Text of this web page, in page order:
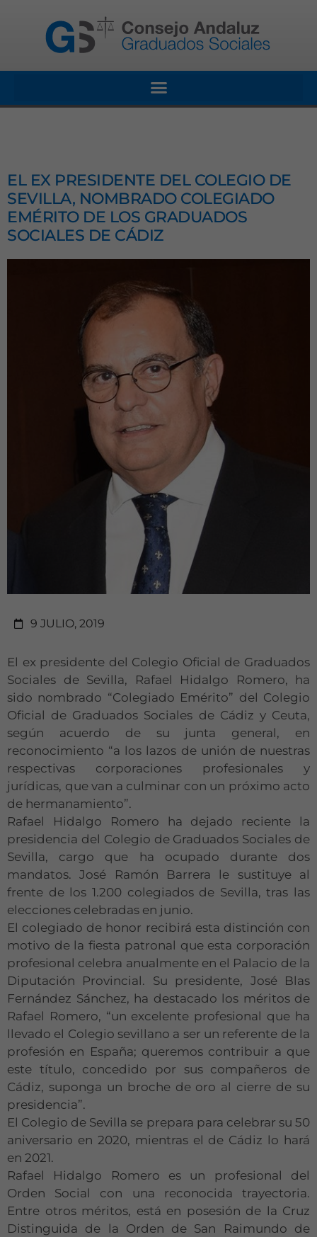
EL EX PRESIDENTE DEL COLEGIO DE
SEVILLA, NOMBRADO COLEGIADO
EMÉRITO DE LOS GRADUADOS
SOCIALES DE CÁDIZ
9 JULIO, 2019
El ex presidente del Colegio Oficial de Graduados
Sociales de Sevilla, Rafael Hidalgo Romero, ha
sido nombrado “Colegiado Emérito” del Colegio
Oficial de Graduados Sociales de Cádiz y Ceuta,
según acuerdo de su junta general, en
reconocimiento “a los lazos de unión de nuestras
respectivas corporaciones profesionales y
jurídicas, que van a culminar con un próximo acto
de hermanamiento”.
Rafael Hidalgo Romero ha dejado reciente la
presidencia del Colegio de Graduados Sociales de
Sevilla, cargo que ha ocupado durante dos
mandatos. José Ramón Barrera le sustituye al
frente de los 1.200 colegiados de Sevilla, tras las
elecciones celebradas en junio.
El colegiado de honor recibirá esta distinción con
motivo de la fiesta patronal que esta corporación
profesional celebra anualmente en el Palacio de la
Diputación Provincial. Su presidente, José Blas
Fernández Sánchez, ha destacado los méritos de
Rafael Romero, “un excelente profesional que ha
llevado el Colegio sevillano a ser un referente de la
profesión en España; queremos contribuir a que
este título, concedido por sus compañeros de
Cádiz, suponga un broche de oro al cierre de su
presidencia”.
El Colegio de Sevilla se prepara para celebrar su 50
aniversario en 2020, mientras el de Cádiz lo hará
en 2021.
Rafael Hidalgo Romero es un profesional del
Orden Social con una reconocida trayectoria.
Entre otros méritos, está en posesión de la Cruz
Distinguida de la Orden de San Raimundo de